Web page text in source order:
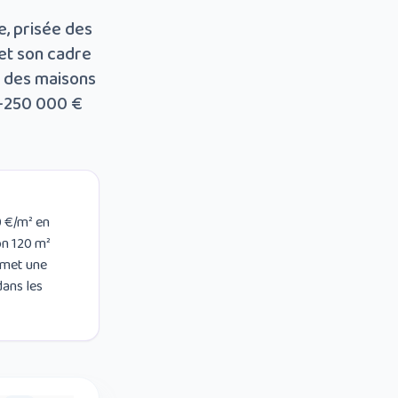
prisée des
son cadre
maisons
000 €
m² en
120 m²
une
les